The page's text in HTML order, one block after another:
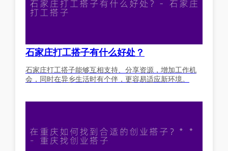
石家庄打工搭子有什么好处？
石家庄打工搭子能够互相支持、分享资源，增加工作机
会，同时在异乡生活时有个伴，更容易适应新环境。